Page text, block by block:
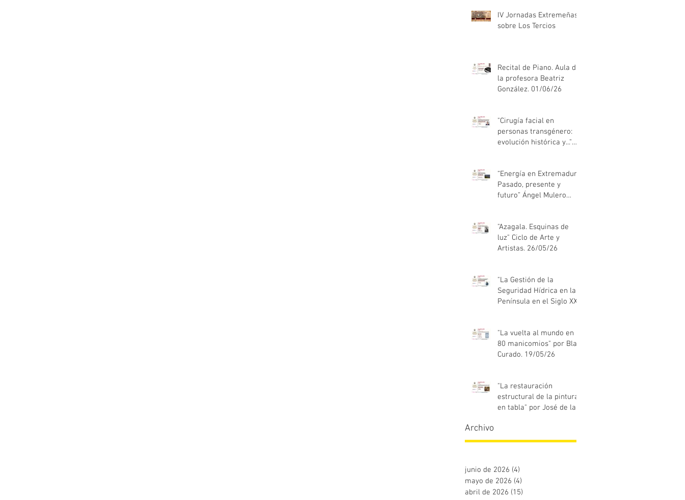
Rubio Muñoz. 10/06/26
IV Jornadas Extremeñas
sobre Los Tercios
Recital de Piano. Aula de
la profesora Beatriz
González. 01/06/26
"Cirugía facial en
personas transgénero:
evolución histórica y..."
“Energía en Extremadura.
Pasado, presente y
futuro” Ángel Mulero
"Azagala. Esquinas de
luz" Ciclo de Arte y
Artistas. 26/05/26
"La Gestión de la
Seguridad Hídrica en la
Península en el Siglo XXI"
"La vuelta al mundo en
80 manicomios" por Blas
Curado. 19/05/26
"La restauración
estructural de la pintura
en tabla" por José de la
Archivo
junio de 2026 (4)
mayo de 2026 (4)
abril de 2026 (15)